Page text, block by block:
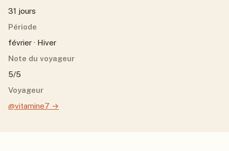
31 jours
Période
février · Hiver
Note du voyageur
5/5
Voyageur
@vitamine7 →